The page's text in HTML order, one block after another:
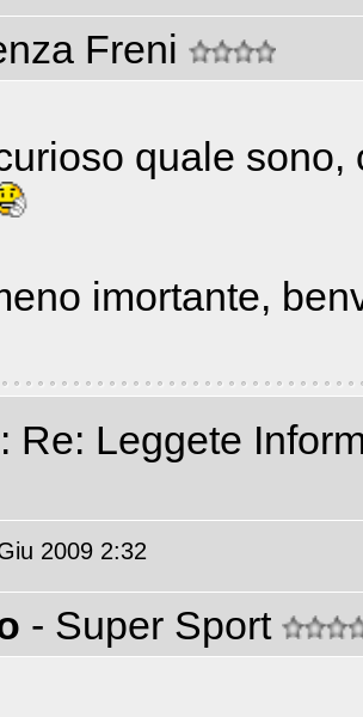
Freni
quale
imortante,
: Re: Leggete
2009 2:32
- Super Sport